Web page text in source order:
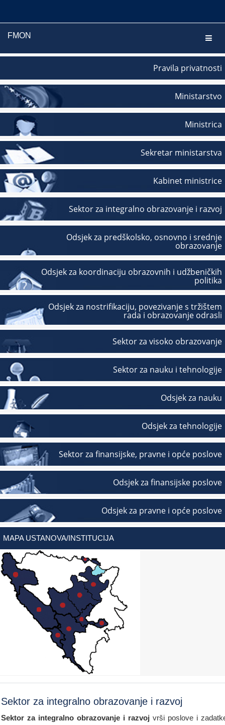
FMON
Pravila privatnosti
Ministarstvo
Ministrica
Sekretar ministarstva
Kabinet ministrice
Sektor za integralno obrazovanje i razvoj
Odsjek za predškolsko, osnovno i srednje
obrazovanje
Odsjek za koordinaciju obrazovnih i udžbeničkih
politika
Odsjek za nostrifikaciju, povezivanje s tržištem
rada i obrazovanje odrasli
Sektor za visoko obrazovanje
Sektor za nauku i tehnologije
Odsjek za nauku
Odsjek za tehnologije
Sektor za finansijske, pravne i opće poslove
Odsjek za finansijske poslove
Odsjek za pravne i opće poslove
MAPA USTANOVA/INSTITUCIJA
Sektor za integralno obrazovanje i razvoj
Sektor za integralno obrazovanje i razvoj vrši poslove i